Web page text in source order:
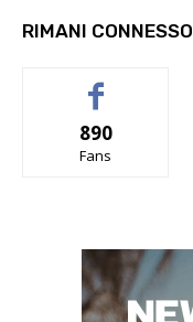
RIMANI CONNESSO
890
Fans